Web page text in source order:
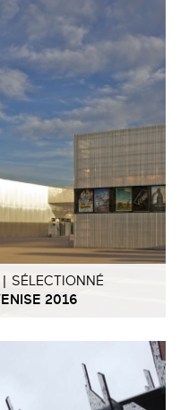
SÉLECTIONNÉ
2016